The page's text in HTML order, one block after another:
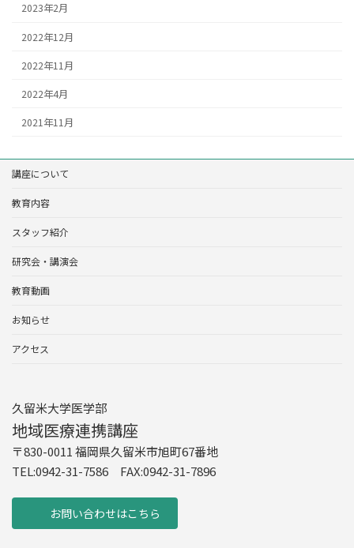
2023年2月
2022年12月
2022年11月
2022年4月
2021年11月
講座について
教育内容
スタッフ紹介
研究会・講演会
教育動画
お知らせ
アクセス
久留米大学医学部
地域医療連携講座
〒830-0011 福岡県久留米市旭町67番地
​TEL:0942-31-7586 FAX:0942-31-7896
お問い合わせはこちら